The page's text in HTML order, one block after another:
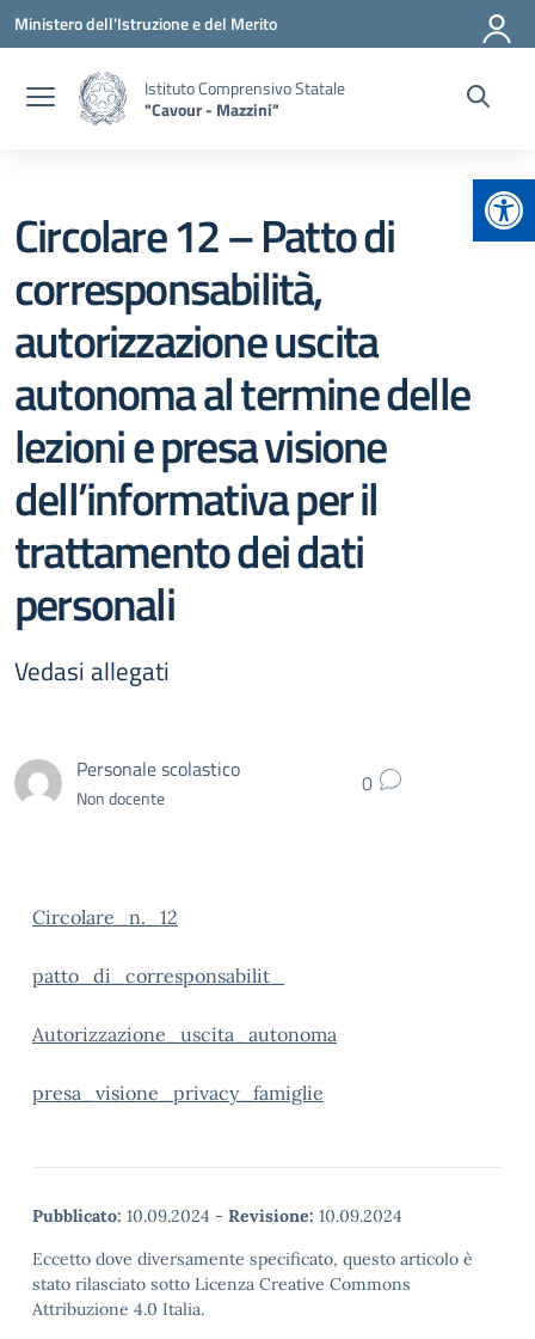
Vai ai contenuti
Vai al menu di navigazione
Vai al footer
Ministero dell'Istruzione e del Merito
Istituto Comprensivo Statale
"Cavour - Mazzini"
Circolare 12 – Patto di
corresponsabilità,
autorizzazione uscita
autonoma al termine delle
lezioni e presa visione
dell’informativa per il
trattamento dei dati
personali
Vedasi allegati
Personale scolastico
Non docente 0
Circolare_n._12
patto_di_corresponsabilit_
Autorizzazione_uscita_autonoma
presa_visione_privacy_famiglie
Pubblicato: 10.09.2024 - Revisione: 10.09.2024
Eccetto dove diversamente specificato, questo articolo è
stato rilasciato sotto Licenza Creative Commons
Attribuzione 4.0 Italia.